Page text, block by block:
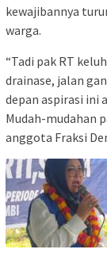
kewajibannya
warga.
“Tadi pak RT
drainase, jalan
depan aspirasi ini
Mudah-mudahan
anggota Fraksi